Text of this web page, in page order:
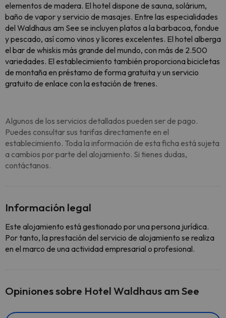
elementos de madera. El hotel dispone de sauna, solárium,
baño de vapor y servicio de masajes. Entre las especialidades
del Waldhaus am See se incluyen platos a la barbacoa, fondue
y pescado, así como vinos y licores excelentes. El hotel alberga
el bar de whiskis más grande del mundo, con más de 2.500
variedades. El establecimiento también proporciona bicicletas
de montaña en préstamo de forma gratuita y un servicio
gratuito de enlace con la estación de trenes.
Algunos de los servicios detallados pueden ser de pago.
Puedes consultar sus tarifas directamente en el
establecimiento. Toda la información de esta ficha está sujeta
a cambios por parte del alojamiento. Si tienes dudas,
contáctanos.
Información legal
Este alojamiento está gestionado por una persona jurídica.
Por tanto, la prestación del servicio de alojamiento se realiza
en el marco de una actividad empresarial o profesional.
Opiniones sobre Hotel Waldhaus am See